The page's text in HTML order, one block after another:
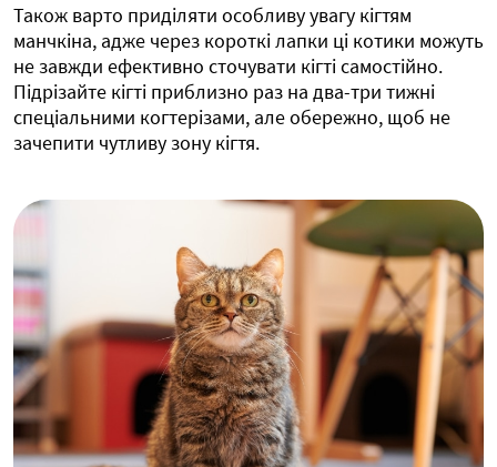
Також варто приділяти особливу увагу кігтям
манчкіна, адже через короткі лапки ці котики можуть
не завжди ефективно сточувати кігті самостійно.
Підрізайте кігті приблизно раз на два-три тижні
спеціальними когтерізами, але обережно, щоб не
зачепити чутливу зону кігтя.